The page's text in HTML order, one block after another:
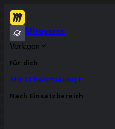
Miroverse
Vorlagen
Für dich
Mit KI beschleunigt
Nach Einsatzbereich